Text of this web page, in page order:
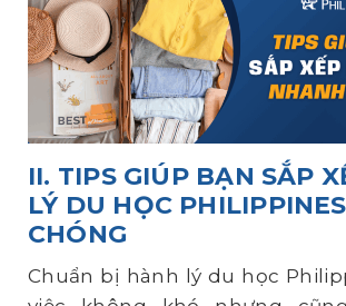
II. TIPS GIÚP BẠN SẮP
LÝ DU HỌC
CHÓNG
Chuẩn bị hành lý du học